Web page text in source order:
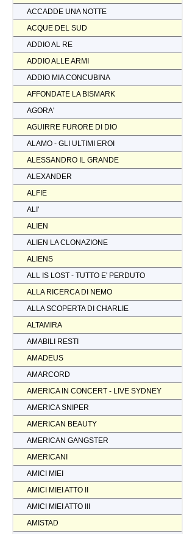
ACCADDE UNA NOTTE
ACQUE DEL SUD
ADDIO AL RE
ADDIO ALLE ARMI
ADDIO MIA CONCUBINA
AFFONDATE LA BISMARK
AGORA'
AGUIRRE FURORE DI DIO
ALAMO - GLI ULTIMI EROI
ALESSANDRO IL GRANDE
ALEXANDER
ALFIE
ALI'
ALIEN
ALIEN LA CLONAZIONE
ALIENS
ALL IS LOST - TUTTO E' PERDUTO
ALLA RICERCA DI NEMO
ALLA SCOPERTA DI CHARLIE
ALTAMIRA
AMABILI RESTI
AMADEUS
AMARCORD
AMERICA IN CONCERT - LIVE SYDNEY
AMERICA SNIPER
AMERICAN BEAUTY
AMERICAN GANGSTER
AMERICANI
AMICI MIEI
AMICI MIEI ATTO II
AMICI MIEI ATTO III
AMISTAD